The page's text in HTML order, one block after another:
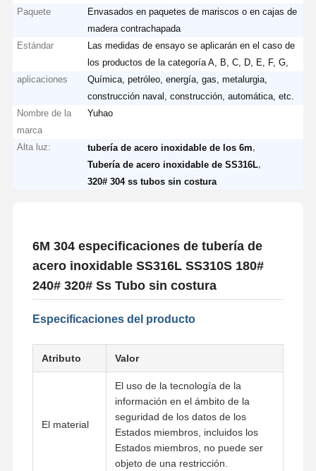
Paquete
Envasados en paquetes de mariscos o en cajas de
madera contrachapada
Estándar
Las medidas de ensayo se aplicarán en el caso de
los productos de la categoría A, B, C, D, E, F, G,
aplicaciones
Química, petróleo, energía, gas, metalurgia,
construcción naval, construcción, automática, etc.
Nombre de la
marca
Yuhao
Alta luz: tubería de acero inoxidable de los 6m
Tubería de acero inoxidable de SS316L
320# 304 ss tubos sin costura
6M 304 especificaciones de tubería de
acero inoxidable SS316L SS310S 180#
240# 320# Ss Tubo sin costura
Especificaciones del producto
Atributo Valor
El material
El uso de la tecnología de la
información en el ámbito de la
seguridad de los datos de los
Estados miembros, incluidos los
Estados miembros, no puede ser
objeto de una restricción.